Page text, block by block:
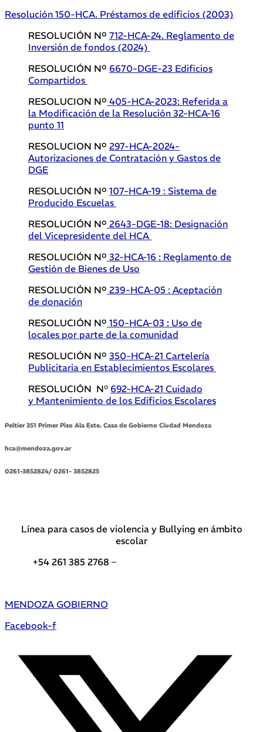
Resolución 150-HCA. Préstamos de edificios (2003)
RESOLUCIÓN Nº 712-HCA-24. Reglamento de
Inversión de fondos (2024)
RESOLUCIÓN Nº 6670-DGE-23 Edificios
Compartidos
RESOLUCION Nº 405-HCA-2023: Referida a
la Modificación de la Resolución 32-HCA-16
punto 11
RESOLUCION Nº 297-HCA-2024-
Autorizaciones de Contratación y Gastos de
DGE
RESOLUCIÓN Nº 107-HCA-19 : Sistema de
Producido Escuelas
RESOLUCIÓN Nº 2643-DGE-18: Designación
del Vicepresidente del HCA
RESOLUCIÓN Nº 32-HCA-16 : Reglamento de
Gestión de Bienes de Uso
RESOLUCIÓN Nº 239-HCA-05 : Aceptación
de donación
RESOLUCIÓN Nº 150-HCA-03 : Uso de
locales por parte de la comunidad
RESOLUCIÓN Nº 350-HCA-21 Cartelería
Publicitaria en Establecimientos Escolares
RESOLUCIÓN N° 692-HCA-21 Cuidado
y Mantenimiento de los Edificios Escolares
Peltier 351 Primer Piso Ala Este. Casa de Gobierno Ciudad Mendoza
hca@mendoza.gov.ar
0261-3852824/ 0261- 3852825
Línea para casos de violencia y Bullying en ámbito
escolar
+54 261 385 2768 –
MENDOZA GOBIERNO
Facebook-f